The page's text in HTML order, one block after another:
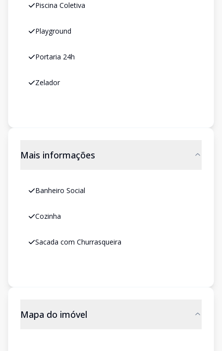
Piscina Coletiva
Playground
Portaria 24h
Zelador
Mais informações
Banheiro Social
Cozinha
Sacada com Churrasqueira
Mapa do imóvel